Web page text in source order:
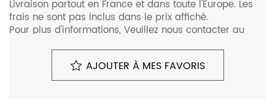
Livraison partout en France et dans toute l'Europe. Les
frais ne sont pas inclus dans le prix affiché.
Pour plus d'informations, Veuillez nous contacter au
- Audi A3 Sportback (8VA/8VF) 1.6 TDI 16V 105cv
- Volkswagen Golf VII (AUA) 1.6 TDI 16V 105cv
AJOUTER À MES FAVORIS